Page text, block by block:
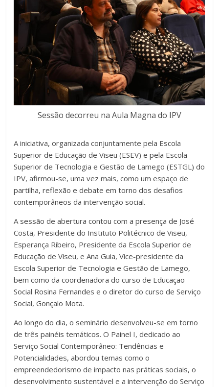
Sessão decorreu na Aula Magna do IPV
A iniciativa, organizada conjuntamente pela Escola
Superior de Educação de Viseu (ESEV) e pela Escola
Superior de Tecnologia e Gestão de Lamego (ESTGL) do
IPV, afirmou-se, uma vez mais, como um espaço de
partilha, reflexão e debate em torno dos desafios
contemporâneos da intervenção social.
A sessão de abertura contou com a presença de José
Costa, Presidente do Instituto Politécnico de Viseu,
Esperança Ribeiro, Presidente da Escola Superior de
Educação de Viseu, e Ana Guia, Vice-presidente da
Escola Superior de Tecnologia e Gestão de Lamego,
bem como da coordenadora do curso de Educação
Social Rosina Fernandes e o diretor do curso de Serviço
Social, Gonçalo Mota.
Ao longo do dia, o seminário desenvolveu-se em torno
de três painéis temáticos. O Painel I, dedicado ao
Serviço Social Contemporâneo: Tendências e
Potencialidades, abordou temas como o
empreendedorismo de impacto nas práticas sociais, o
desenvolvimento sustentável e a intervenção do Serviço